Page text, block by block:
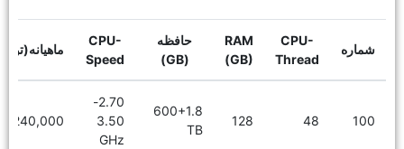
شماره
CPU-
Thread
RAM
(GB)
حافظه
(GB)
CPU-
Speed
100
48
128
600+1.8
TB
2.70-
3.50
GHz
7,240,000